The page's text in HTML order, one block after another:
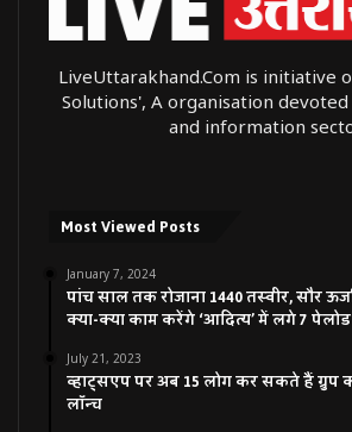
LiveUttarakhand.Com is initiative
Solutions', A organisation
and information
Most Viewed Posts
January 7, 2024
पांच साल तक रोजाना 1440 तस्वीर, सौर
क्या-क्या काम करेंगे ‘आदित्य’ में लगे 7
July 21, 2023
व्हाट्सएप पर अब 15 लोग कर सकते हैं ग्रुप
लॉन्च